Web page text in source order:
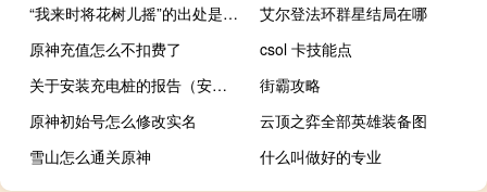
“我来时将花树儿摇”的出处是哪里
艾尔登法环群星结局在哪
原神充值怎么不扣费了
csol 卡技能点
关于安装充电桩的报告（安装充电桩申请报告）
街霸攻略
原神初始号怎么修改实名
云顶之弈全部英雄装备图
雪山怎么通关原神
什么叫做好的专业